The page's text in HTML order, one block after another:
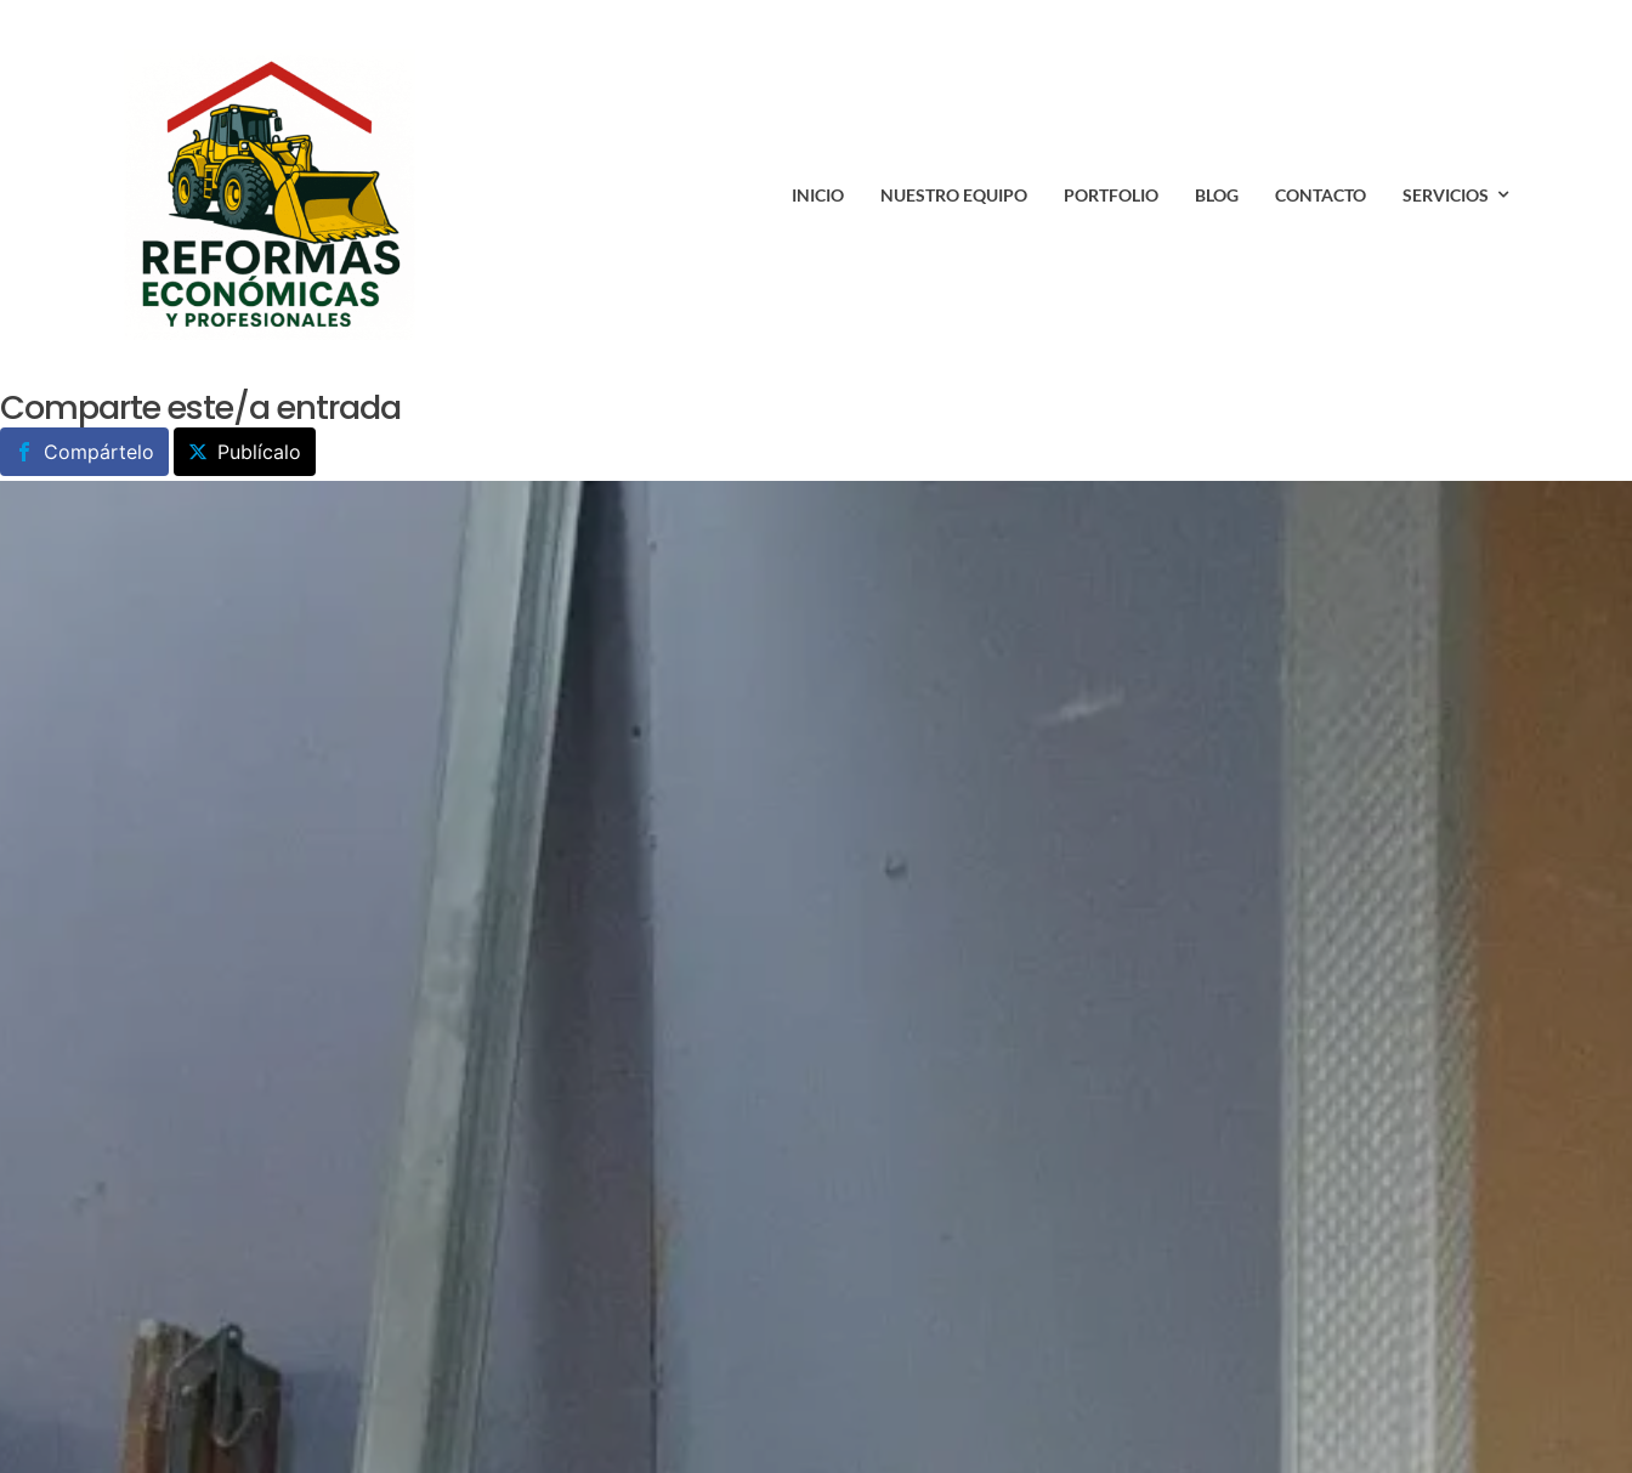
INICIO NUESTRO EQUIPO PORTFOLIO BLOG CONTACTO SERVICIOS
Comparte este/a entrada
Compártelo Publícalo